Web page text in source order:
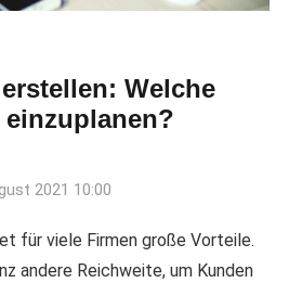
Welche
2021 10:00
für viele Firmen große Vorteile.
andere Reichweite, um Kunden